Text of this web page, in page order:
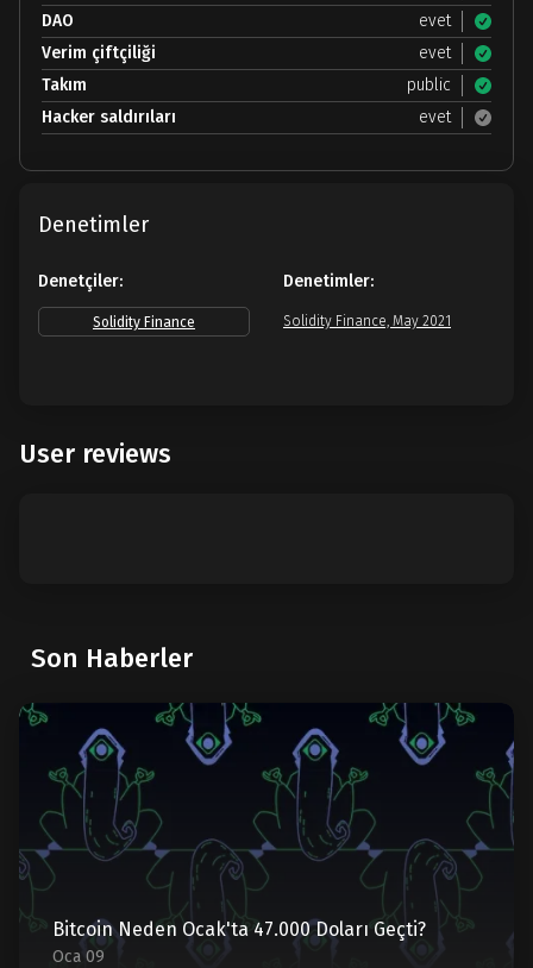
DAO
evet
Verim çiftçiliği
evet
Takım
public
Hacker saldırıları
evet
Denetimler
Denetçiler:
Solidity Finance
Denetimler:
Solidity Finance, May 2021
User reviews
Son Haberler
Bitcoin Neden Ocak'ta 47.000 Doları Geçti?
Oca 09